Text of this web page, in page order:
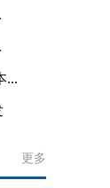
...
更多